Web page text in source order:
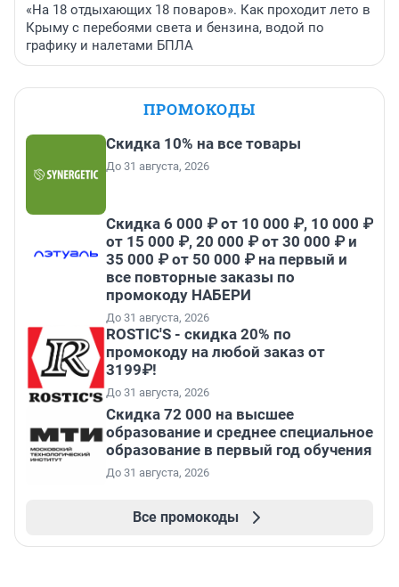
«На 18 отдыхающих 18 поваров». Как проходит лето в
Крыму с перебоями света и бензина, водой по
графику и налетами БПЛА
ПРОМОКОДЫ
Скидка 10% на все товары
До 31 августа, 2026
Скидка 6 000 ₽ от 10 000 ₽, 10 000 ₽
от 15 000 ₽, 20 000 ₽ от 30 000 ₽ и
35 000 ₽ от 50 000 ₽ на первый и
все повторные заказы по
промокоду НАБЕРИ
До 31 августа, 2026
ROSTIC'S - скидка 20% по
промокоду на любой заказ от
3199₽!
До 31 августа, 2026
Скидка 72 000 на высшее
образование и среднее специальное
образование в первый год обучения
До 31 августа, 2026
Все промокоды